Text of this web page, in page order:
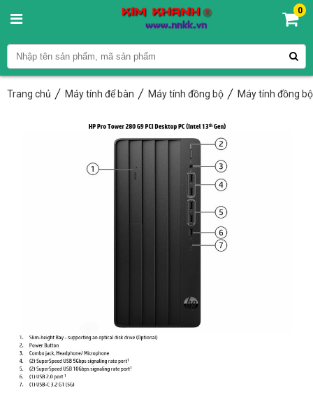
0
Trang chủ Máy tính để bàn Máy tính đồng bộ Máy tính đồng